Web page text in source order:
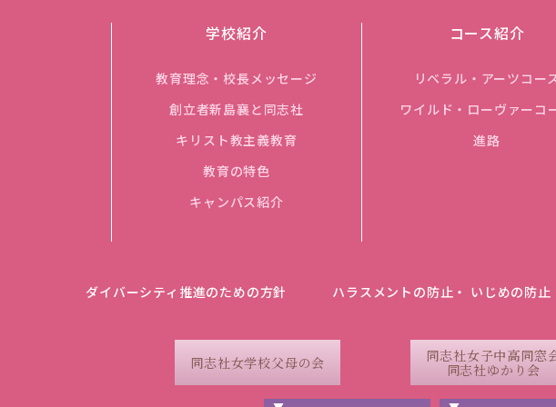
学校紹介
教育理念・校長メッセージ
創立者新島襄と同志社
キリスト教主義教育
教育の特色
キャンパス紹介
コース紹介
リベラル・アーツコー
ワイルド・ローヴァーコ
進路
ダイバーシティ推進のための方針 ハラスメントの防止・ いじめの防止
同志社女学校父母の会
同志社女子中高同窓
同志社ゆかり会